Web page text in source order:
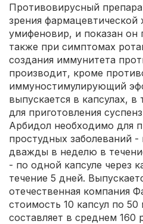
Противовирусный
зрения фармацевтической
умифеновир, и показан
также при симптомах
создания иммунитета
производит, кроме
иммуностимулирующий
выпускается в капсулах,
для приготовления
Арбидол необходимо для
простудных заболеваний -
дважды в неделю в
- по одной капсуле через
течение 5 дней.
отечественная компания
стоимость 10 капсул по
составляет в среднем 160